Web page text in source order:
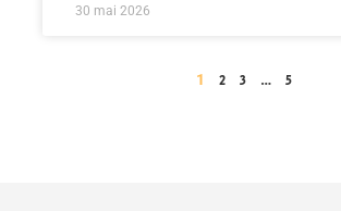
30 mai 2026
1 2 3 … 5